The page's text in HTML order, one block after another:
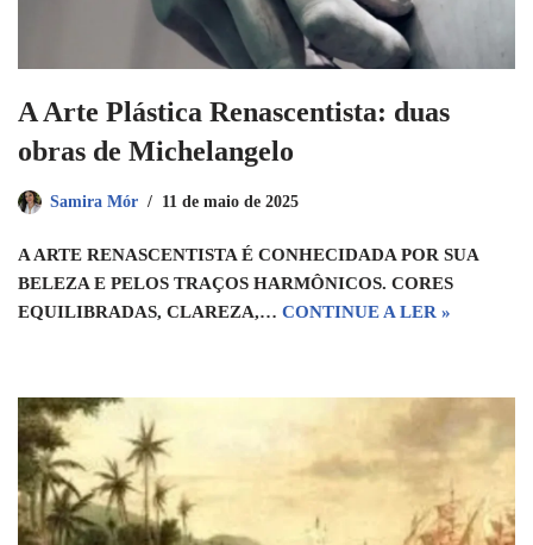
A Arte Plástica Renascentista: duas
obras de Michelangelo
Samira Mór 11 de maio de 2025
A ARTE RENASCENTISTA É CONHECIDADA POR SUA
BELEZA E PELOS TRAÇOS HARMÔNICOS. CORES
EQUILIBRADAS, CLAREZA,… CONTINUE A LER »